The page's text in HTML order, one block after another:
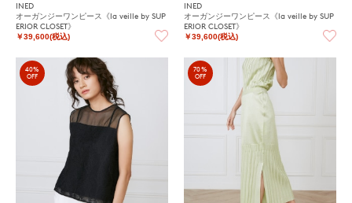
INED
オーガンジーワンピース《la veille by SUP
ERIOR CLOSET》
￥39,600(税込)
INED
オーガンジーワンピース《la veille by SUP
ERIOR CLOSET》
￥39,600(税込)
40%
OFF
70%
OFF